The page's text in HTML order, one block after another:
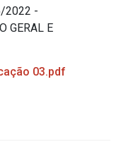
2022 -
GERAL E
03.pdf